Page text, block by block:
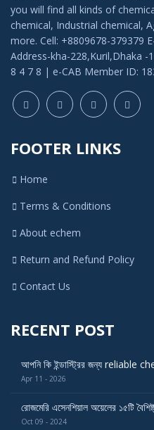
you will find all kinds of
chemical, Industrial chemical,
more. Cell: +8809678-379379
Address-kha-228,Kuril,Dhaka -
8 4 7 8 | e-CAB Member ID:
FOOTER LINKS
Home
Terms & Conditions
About echem
Return and Refund Policy
Contact Us
RECENT POST
আপনি কি ইন্ডাস্ট্রির জন্য reliable
Apr 11 - 2026
রোজমেরি এসেনশিয়াল অয়েলের ১৫টি
Oct 09 - 2024